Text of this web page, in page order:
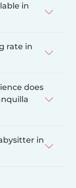
in
rate in
does
in